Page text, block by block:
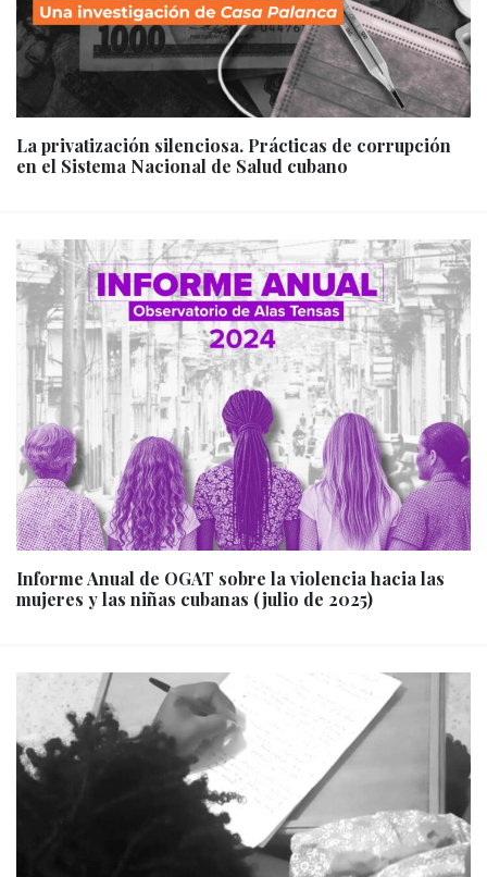
La privatización silenciosa. Prácticas de corrupción
en el Sistema Nacional de Salud cubano
Informe Anual de OGAT sobre la violencia hacia las
mujeres y las niñas cubanas (julio de 2025)